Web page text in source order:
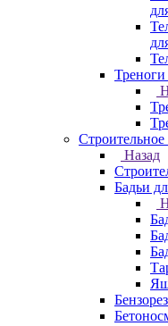
Треноги
Назад
Бадьи